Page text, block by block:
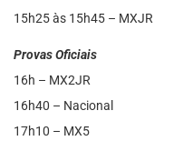
15h25 às 15h45 – MXJR
Provas Oficiais
16h – MX2JR
16h40 – Nacional
17h10 – MX5